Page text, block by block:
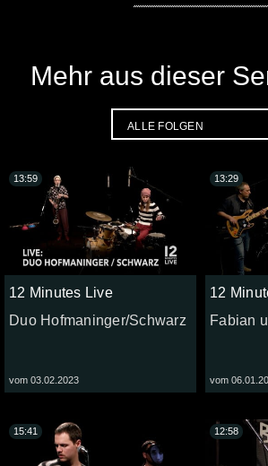
Mehr aus dieser
12 Minutes Live
Duo Hofmaninger/Schwarz
vom 03.02.2023
13:59
12
Fabian
vom
13:29
15:41 12:58